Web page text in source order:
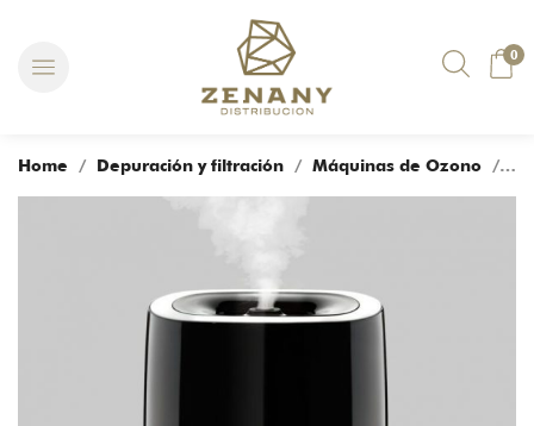
0
Home / Depuración y filtración / Máquinas de Ozono / FILTRADOR DE AIRE DE OZONO